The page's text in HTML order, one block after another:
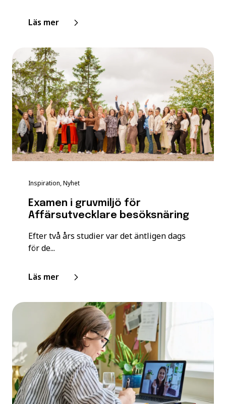
Läs mer
Inspiration, Nyhet
Examen i gruvmiljö för
Affärsutvecklare besöksnäring
Efter två års studier var det äntligen dags
för de...
Läs mer